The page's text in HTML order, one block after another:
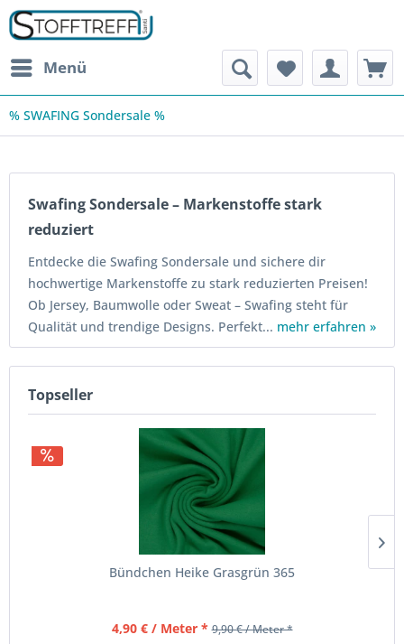
Menü
% SWAFING Sondersale %
Swafing Sondersale – Markenstoffe stark
reduziert
Entdecke die Swafing Sondersale und sichere dir
hochwertige Markenstoffe zu stark reduzierten Preisen!
Ob Jersey, Baumwolle oder Sweat – Swafing steht für
Qualität und trendige Designs. Perfekt... mehr erfahren »
Topseller
Bündchen Heike Grasgrün 365
4,90 € / Meter * 9,90 € / Meter *